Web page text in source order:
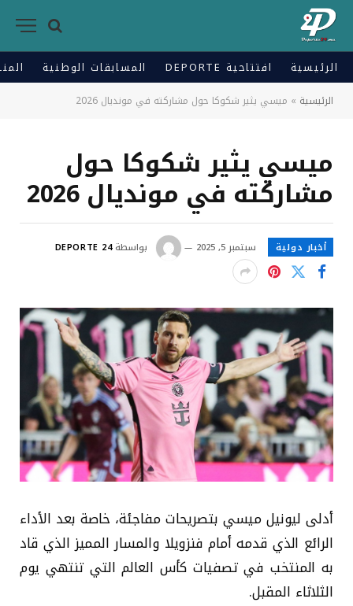
الرئيسية افتتاحية DEPORTE المسابقات الوطنية
الرئيسية » ميسي يثير شكوكا حول مشاركته في مونديال 2026
ميسي يثير شكوكا حول
مشاركته في مونديال 2026
أخبار دولية سبتمبر 5, 2025 بواسطة DEPORTE 24
أدلى ليونيل ميسي بتصريحات مفاجئة، خاصة بعد الأداء
الرائع الذي قدمه أمام فنزويلا والمسار المميز الذي قاد
به المنتخب في تصفيات كأس العالم التي تنتهي يوم
الثلاثاء المقبل.